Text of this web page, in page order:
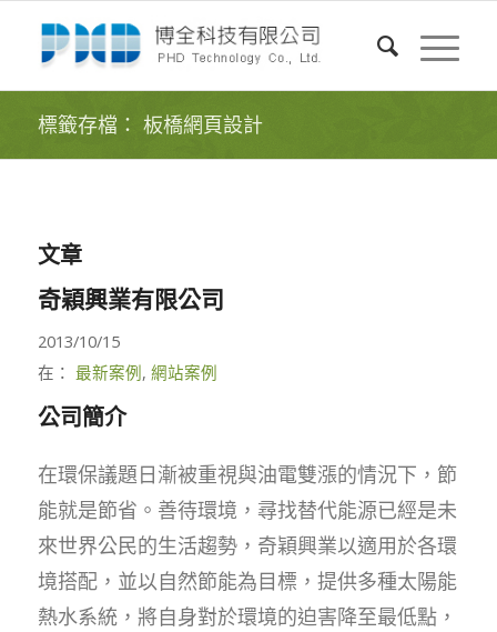
標籤存檔： 板橋網頁設計
文章
奇穎興業有限公司
2013/10/15
在： 最新案例, 網站案例
公司簡介
在環保議題日漸被重視與油電雙漲的情況下，節
能就是節省。善待環境，尋找替代能源已經是未
來世界公民的生活趨勢，奇穎興業以適用於各環
境搭配，並以自然節能為目標，提供多種太陽能
熱水系統，將自身對於環境的迫害降至最低點，